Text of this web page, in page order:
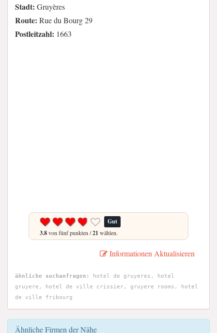
Stadt: Gruyères
Route: Rue du Bourg 29
Postleitzahl: 1663
Gut
3.8von fünf punkten /21 wählen.
Informationen Aktualisieren
ähnliche suchanfragen:
hotel de gruyeres, hotel
gruyere, hotel de ville crissier, gruyere rooms, hotel
de ville fribourg
Ähnliche Firmen der Nähe